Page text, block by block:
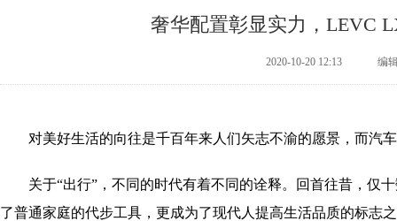
奢华配置彰显实力，LEVC
2020-10-20 12:13 编
对美好生活的向往是千百年来人们矢志不渝的愿景，而汽
关于“出行”，不同的时代有着不同的诠释。回首往昔，仅
了普通家庭的代步工具，更成为了现代人提高生活品质的标志